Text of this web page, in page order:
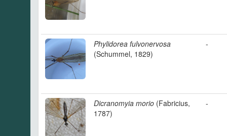
Phylidorea fulvonervosa
(Schummel, 1829)
-
Dicranomyia morio (Fabricius,
1787)
-